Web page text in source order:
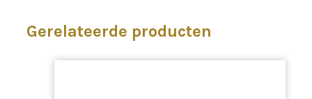
Gerelateerde producten